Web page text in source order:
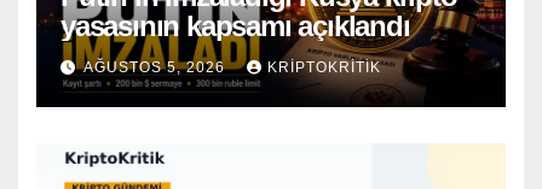
yasasının kapsamı açıklandı
AĞUSTOS 5, 2026 KRIPTOKRITIK